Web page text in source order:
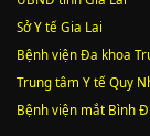
Sở Y tế Gia Lai
Bệnh viện Đa khoa
Trung tâm Y tế Quy
Bệnh viện mắt Bình